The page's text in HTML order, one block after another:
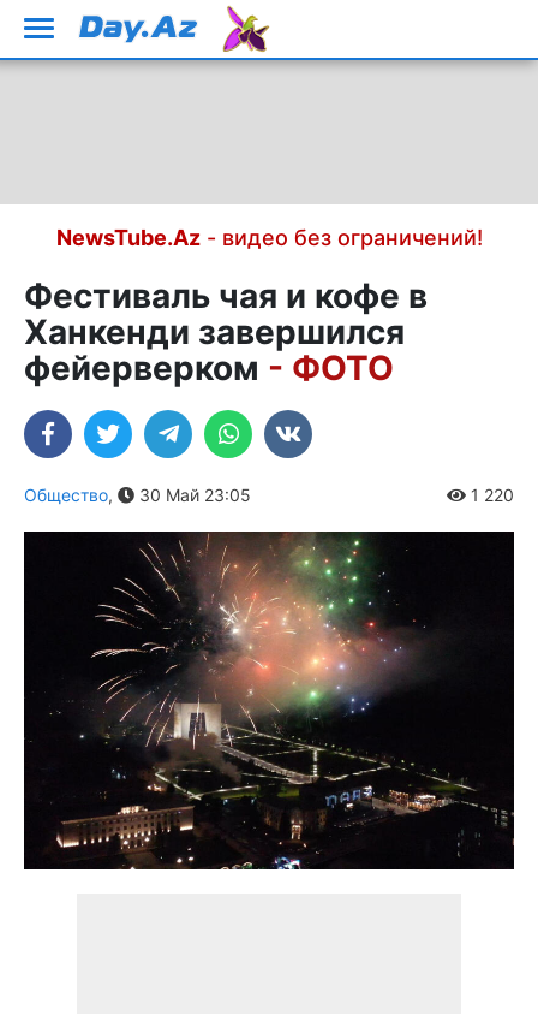
NewsTube.Az- видео без ограничений!
Фестиваль чая и кофе в
Ханкенди завершился
фейерверком - ФОТО
Общество, 30 Май 23:05 1 220